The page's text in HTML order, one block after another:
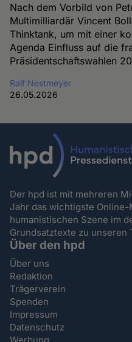
Nach dem Vorbild von
Multimilliardär Vincent
Thinktank, um mit einer
Agenda Einfluss auf die
Präsidentschaftswahlen
Ralf Nestmeyer
26.05.2026
Der hpd ist mit mehreren
Jahr das wichtigste
humanistischen Szene im
Grundsatztexte zu unseren
Über den hpd
Über uns
Redaktion
Trägerverein
Spenden
Impressum
Datenschutz